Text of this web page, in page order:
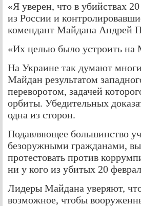
«Я уверен, что в убийствах
из России и
комендант Майдана Андрей
«Их целью было устроить
На Украине так думают
Майдан результатом
переворотом, задачей
орбиты. Убедительных
одна из сторон.
Подавляющее большинство
безоружными гражданами,
протестовать против
ни у кого из убитых 20
Лидеры Майдана уверяют,
возможное, чтобы